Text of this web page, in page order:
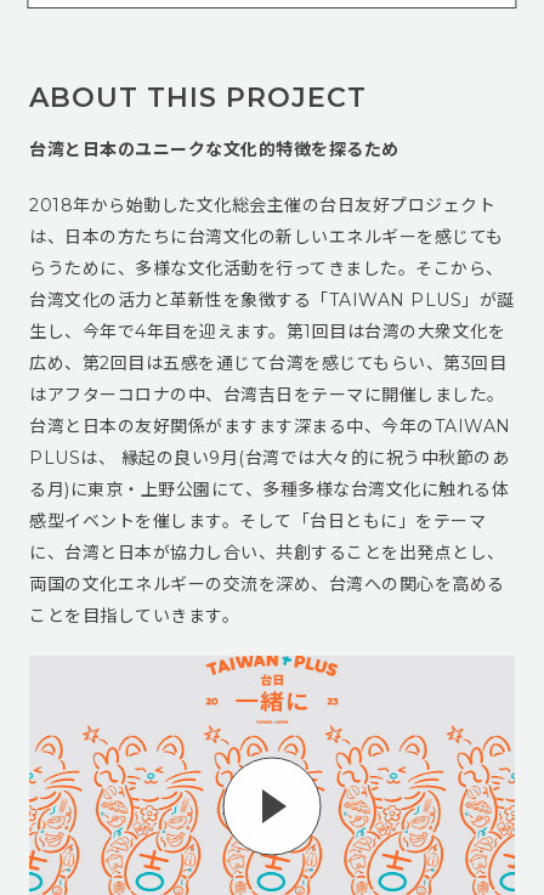
ABOUT THIS PROJECT
台湾と日本のユニークな文化的特徴を探るため
2018年から始動した文化総会主催の台日友好プロジェクト
は、日本の方たちに台湾文化の新しいエネルギーを感じても
らうために、多様な文化活動を行ってきました。そこから、
台湾文化の活力と革新性を象徴する「TAIWAN PLUS」が誕
生し、今年で4年目を迎えます。第1回目は台湾の大衆文化を
広め、第2回目は五感を通じて台湾を感じてもらい、第3回目
はアフターコロナの中、台湾吉日をテーマに開催しました。
台湾と日本の友好関係がますます深まる中、今年のTAIWAN
PLUSは、 縁起の良い9月(台湾では大々的に祝う中秋節のあ
る月)に東京・上野公園にて、多種多様な台湾文化に触れる体
感型イベントを催します。そして「台日ともに」をテーマ
に、台湾と日本が協力し合い、共創することを出発点とし、
両国の文化エネルギーの交流を深め、台湾への関心を高める
ことを目指していきます。